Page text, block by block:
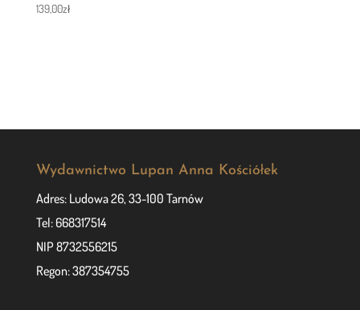
139,00zł
Wydawnictwo Lupan Anna Kościółek
Adres: Ludowa 26, 33-100 Tarnów
Tel: 668317514
NIP 8732556215
Regon: 387354755